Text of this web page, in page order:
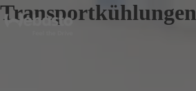
Transportkühlungen